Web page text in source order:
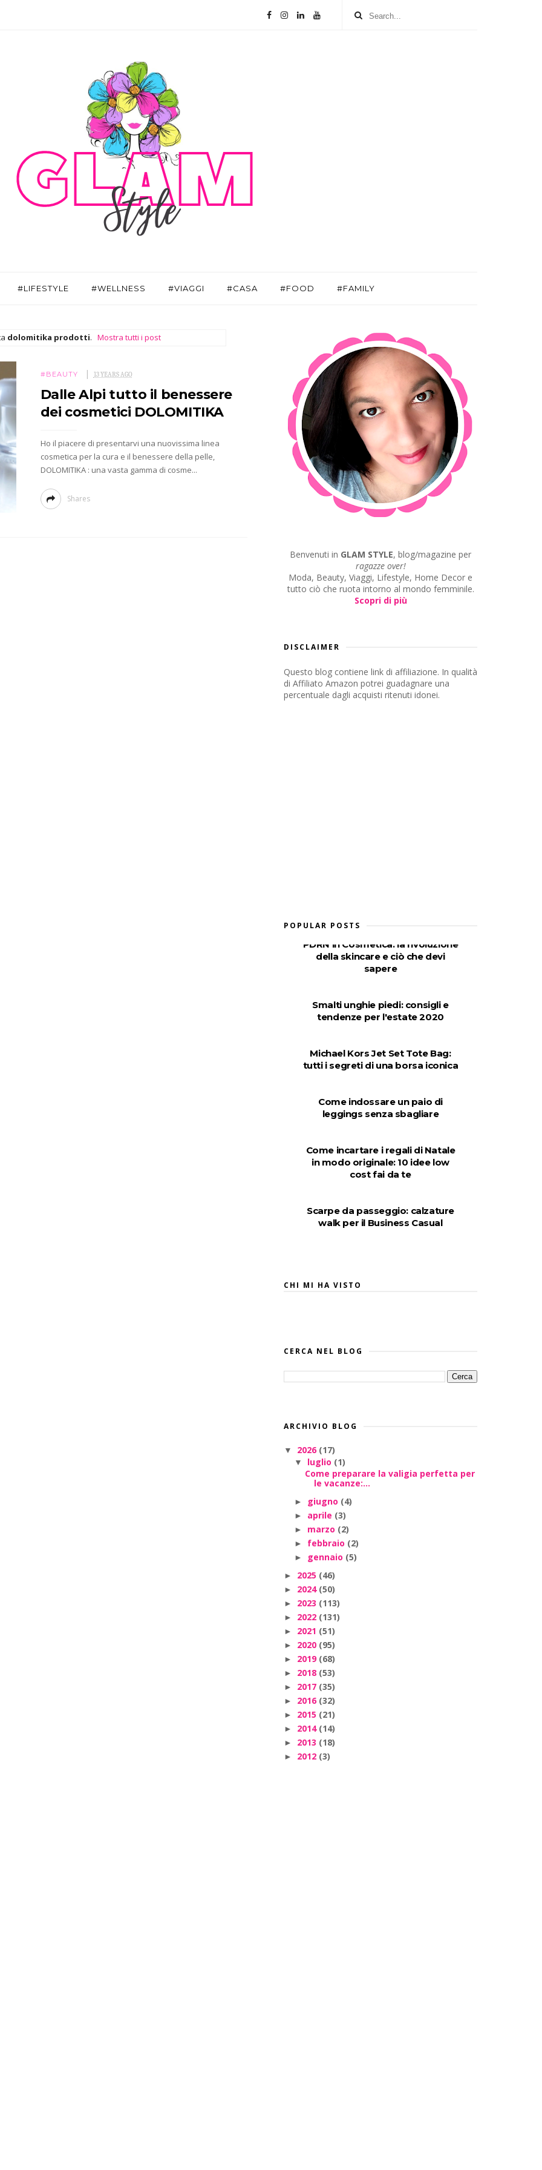
#LIFESTYLE #WELLNESS #VIAGGI #CASA #FOOD #FAMILY
dolomitika prodotti. Mostra tutti i post
#BEAUTY 13 YEARS AGO
Dalle Alpi tutto il benessere
dei cosmetici DOLOMITIKA
Ho il piacere di presentarvi una nuovissima linea
cosmetica per la cura e il benessere della pelle,
DOLOMITIKA : una vasta gamma di cosme...
Shares
Benvenuti in GLAM STYLE, blog/magazine per
ragazze over!
Moda, Beauty, Viaggi, Lifestyle, Home Decor e
tutto ciò che ruota intorno al mondo femminile.
Scopri di più
DISCLAIMER
Questo blog contiene link di affiliazione. In qualità
di Affiliato Amazon potrei guadagnare una
percentuale dagli acquisti ritenuti idonei.
POPULAR POSTS
PDRN in Cosmetica: la rivoluzione
della skincare e ciò che devi
sapere
Smalti unghie piedi: consigli e
tendenze per l'estate 2020
Michael Kors Jet Set Tote Bag:
tutti i segreti di una borsa iconica
Come indossare un paio di
leggings senza sbagliare
Come incartare i regali di Natale
in modo originale: 10 idee low
cost fai da te
Scarpe da passeggio: calzature
walk per il Business Casual
CHI MI HA VISTO
CERCA NEL BLOG
ARCHIVIO BLOG
▼ 2026 (17)
▼ luglio (1)
Come preparare la valigia perfetta per
le vacanze:...
► giugno (4)
► aprile (3)
► marzo (2)
► febbraio (2)
► gennaio (5)
► 2025 (46)
► 2024 (50)
► 2023 (113)
► 2022 (131)
► 2021 (51)
► 2020 (95)
► 2019 (68)
► 2018 (53)
► 2017 (35)
► 2016 (32)
► 2015 (21)
► 2014 (14)
► 2013 (18)
► 2012 (3)